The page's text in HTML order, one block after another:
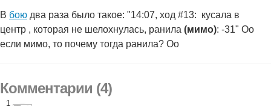
В бою два раза было такое: "14:07, ход #13: кусала в
центр , которая не шелохнулась, ранила (мимо): -31" Оо
если мимо, то почему тогда ранила? Оо
Комментарии (4)
1